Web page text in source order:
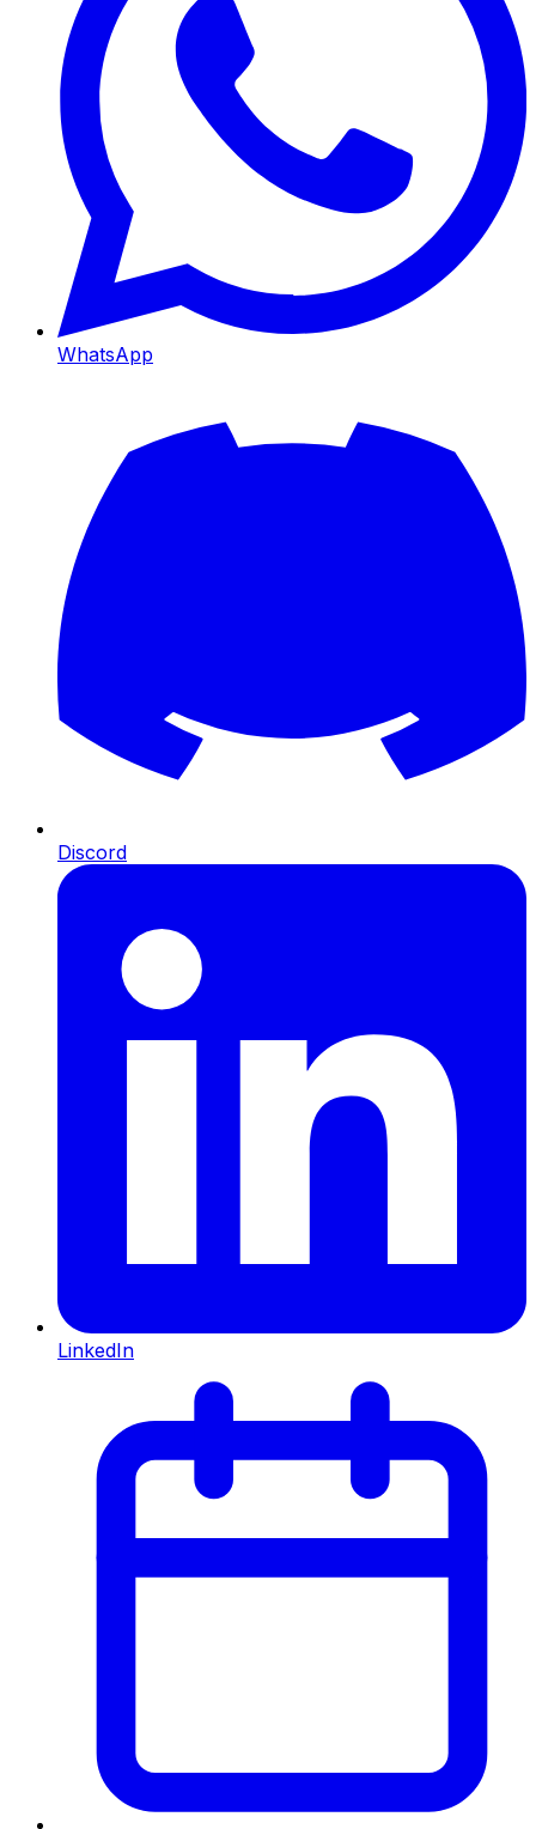
WhatsApp
Discord
LinkedIn